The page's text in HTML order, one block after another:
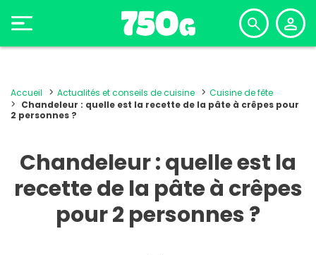
Accueil Actualités et conseils de cuisine
Cuisine de fête
Chandeleur : quelle est la recette de la pâte à crêpes pour
2 personnes ?
Chandeleur : quelle est la
recette de la pâte à crêpes
pour 2 personnes ?